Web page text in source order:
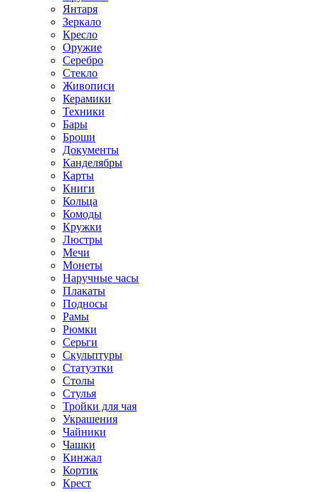
Янтаря
Зеркало
Кресло
Оружие
Серебро
Стекло
Живописи
Керамики
Техники
Бары
Броши
Документы
Канделябры
Карты
Книги
Кольца
Комоды
Кружки
Люстры
Мечи
Монеты
Наручные часы
Плакаты
Подносы
Рамы
Рюмки
Серьги
Скульптуры
Статуэтки
Столы
Стулья
Тройки для чая
Украшения
Чайники
Чашки
Кинжал
Кортик
Крест